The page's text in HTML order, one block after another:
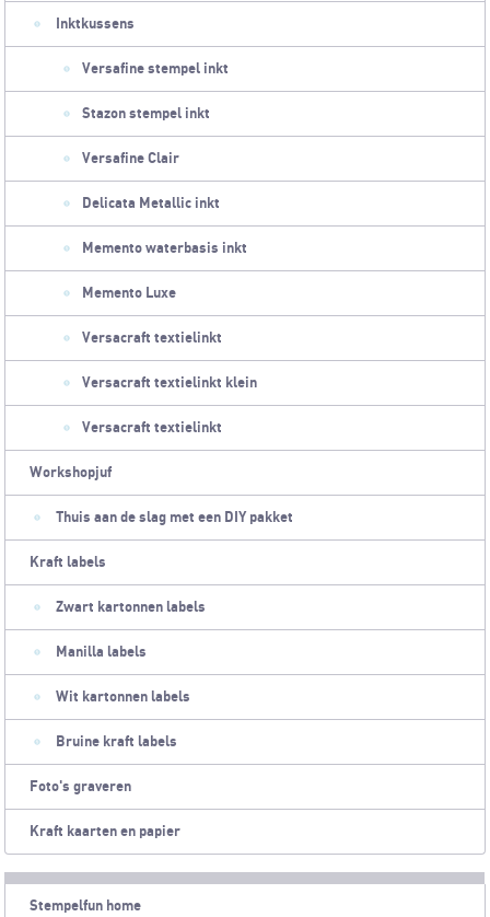
Inktkussens
Versafine stempel inkt
Stazon stempel inkt
Versafine Clair
Delicata Metallic inkt
Memento waterbasis inkt
Memento Luxe
Versacraft textielinkt
Versacraft textielinkt klein
Versacraft textielinkt
Workshopjuf
Thuis aan de slag met een DIY pakket
Kraft labels
Zwart kartonnen labels
Manilla labels
Wit kartonnen labels
Bruine kraft labels
Foto's graveren
Kraft kaarten en papier
Stempelfun home